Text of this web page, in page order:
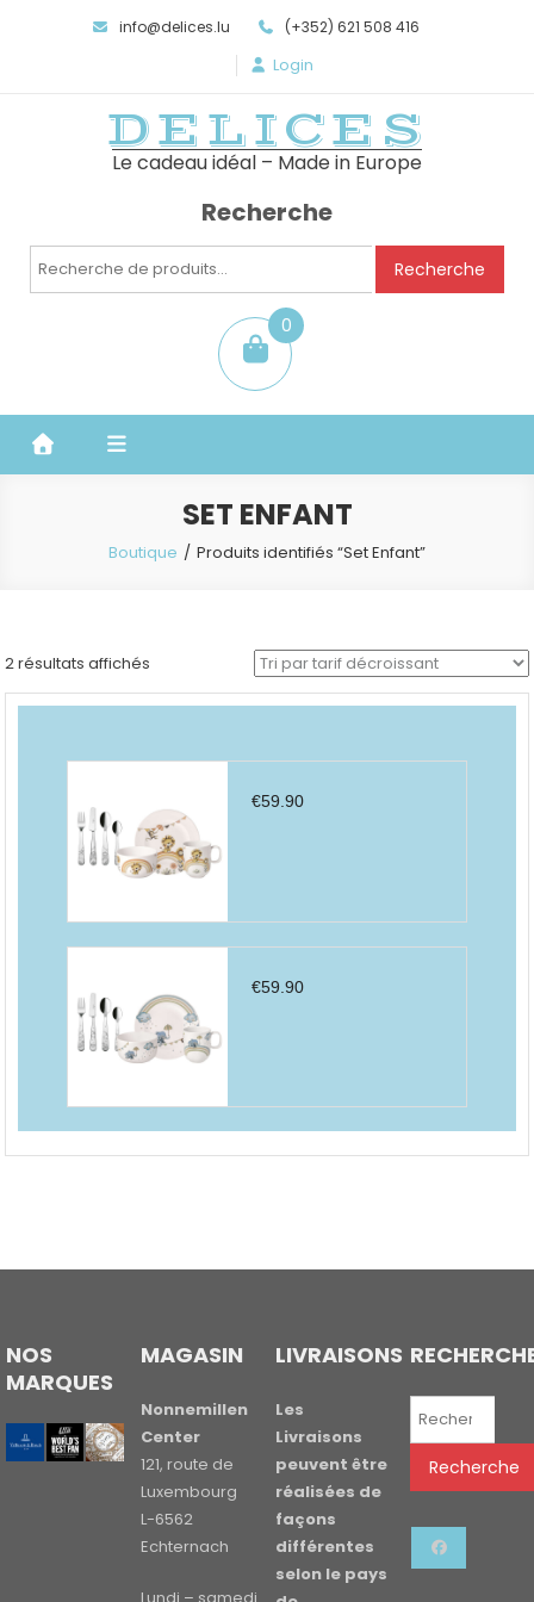
info@delices.lu (+352) 621 508 416
Login
DELICES
Le cadeau idéal – Made in Europe
Recherche
Recherche
Recherche
0
item
SET ENFANT
Boutique Produits identifiés “Set Enfant”
2 résultats affichés
par
€59.90
€59.90
NOS
MARQUES
MAGASIN
Nonnemillen
Center
121, route de
Luxembourg
L-6562
Echternach
LIVRAISONS
Les
Livraisons
peuvent être
réalisées de
façons
différentes
selon le pays
Recherche
Recherche